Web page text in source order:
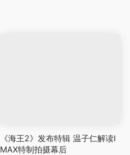
《海王2》发布特辑 温子仁解读I
MAX特制拍摄幕后